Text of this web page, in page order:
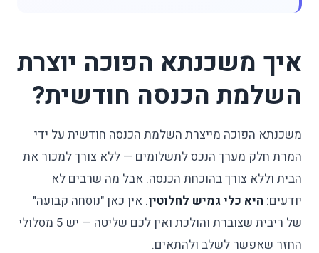
איך משכנתא הפוכה יוצרת
השלמת הכנסה חודשית?
משכנתא הפוכה מייצרת השלמת הכנסה חודשית על ידי
המרת חלק מערך הנכס לתשלומים — ללא צורך למכור את
הבית וללא צורך בהוכחת הכנסה. אבל מה שרבים לא
יודעים: היא כלי גמיש לחלוטין. אין כאן "נוסחה קבועה"
של ריבית שצוברת והולכת ואין לכם שליטה — יש 5 מסלולי
החזר שאפשר לשלב ולהתאים.